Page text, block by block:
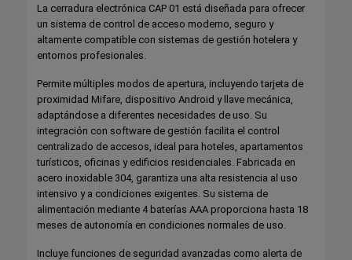
La cerradura electrónica CAP 01 está diseñada para ofrecer
un sistema de control de acceso moderno, seguro y
altamente compatible con sistemas de gestión hotelera y
entornos profesionales.
Permite múltiples modos de apertura, incluyendo tarjeta de
proximidad Mifare, dispositivo Android y llave mecánica,
adaptándose a diferentes necesidades de uso. Su
integración con software de gestión facilita el control
centralizado de accesos, ideal para hoteles, apartamentos
turísticos, oficinas y edificios residenciales. Fabricada en
acero inoxidable 304, garantiza una alta resistencia al uso
intensivo y a condiciones exigentes. Su sistema de
alimentación mediante 4 baterías AAA proporciona hasta 18
meses de autonomía en condiciones normales de uso.
Incluye funciones de seguridad avanzadas como alerta de